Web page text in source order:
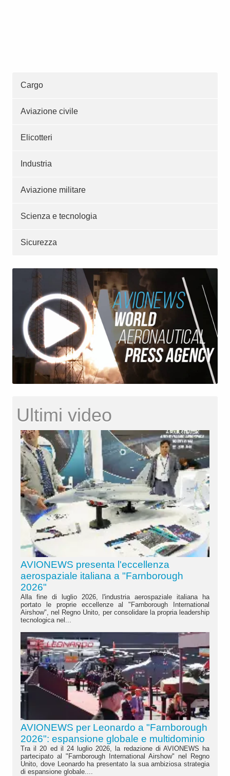
Cargo
Aviazione civile
Elicotteri
Industria
Aviazione militare
Scienza e tecnologia
Sicurezza
Ultimi video
AVIONEWS presenta l'eccellenza
aerospaziale italiana a "Farnborough
2026"
Alla fine di luglio 2026, l'industria aerospaziale italiana ha
portato le proprie eccellenze al "Farnborough International
Airshow", nel Regno Unito, per consolidare la propria leadership
tecnologica nel...
AVIONEWS per Leonardo a "Farnborough
2026": espansione globale e multidominio
Tra il 20 ed il 24 luglio 2026, la redazione di AVIONEWS ha
partecipato al "Farnborough International Airshow" nel Regno
Unito, dove Leonardo ha presentato la sua ambiziosa strategia
di espansione globale....